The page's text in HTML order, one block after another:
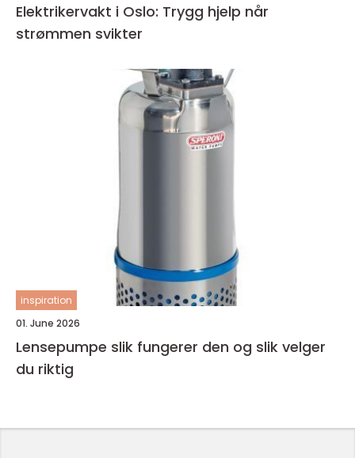
Elektrikervakt i Oslo: Trygg hjelp når
strømmen svikter
inspiration
01. June 2026
Lensepumpe slik fungerer den og slik velger
du riktig